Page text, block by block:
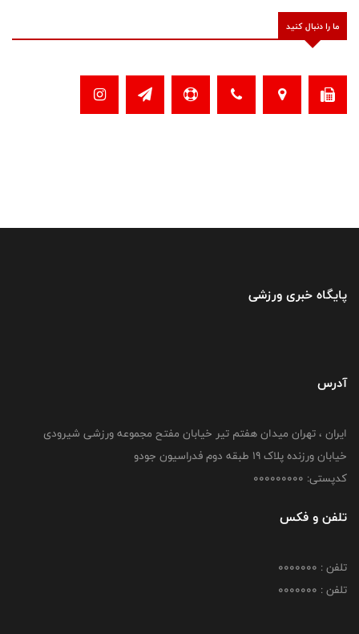
ما را دنبال کنید
پایگاه خبری ورزشی
آدرس
ایران ، تهران میدان هفتم تیر خیابان مفتح مجموعه ورزشی شیرودی
خیابان ورزنده پلاک ۱۹ طبقه دوم فدراسیون جودو
کدپستی: 000000000
تلفن و فکس
تلفن : 0000000
تلفن : 0000000